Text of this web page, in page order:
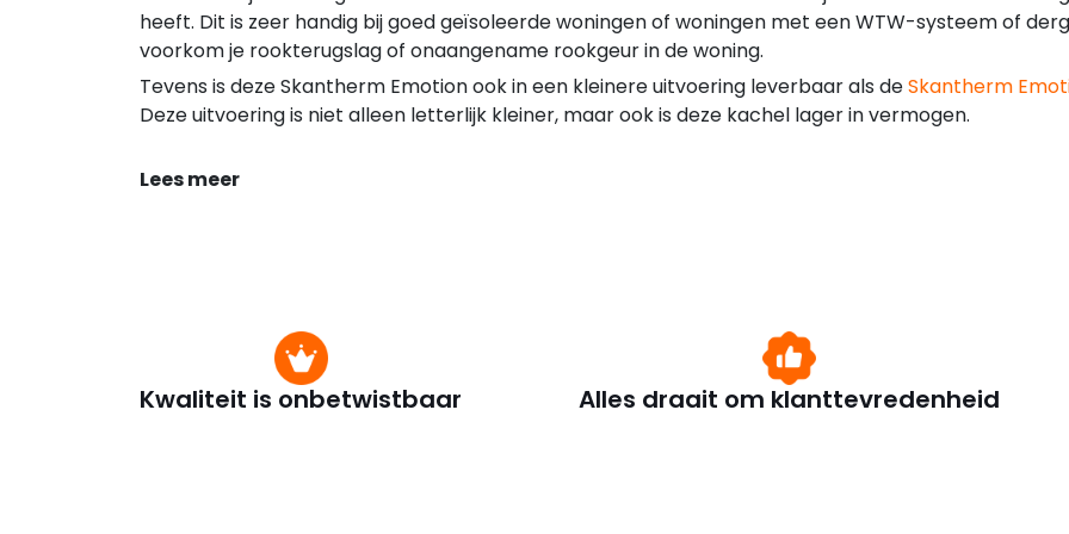
heeft. Dit is zeer handig bij goed geïsoleerde woningen of woningen met een WTW-systeem of
voorkom je rookterugslag of onaangename rookgeur in de woning.
Tevens is deze Skantherm Emotion ook in een kleinere uitvoering leverbaar als deSkantherm
Deze uitvoering is niet alleen letterlijk kleiner, maar ook is deze kachel lager in vermogen.
Lees meer
Kwaliteit is onbetwistbaar Alles draait om klanttevredenheid